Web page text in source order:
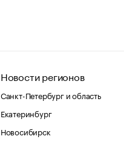
Новости регионов
Санкт-Петербург и область
Екатеринбург
Новосибирск